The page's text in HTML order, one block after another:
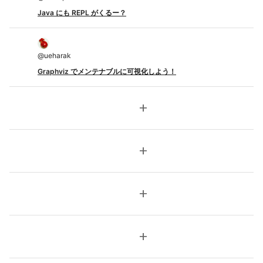
Java にも REPL がくるー？
@ueharak
Graphviz でメンテナブルに可視化しよう！
add
add
add
add